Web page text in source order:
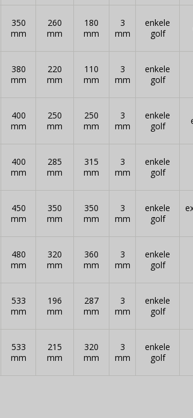
350
mm
260
mm
180
mm
3
mm
enkele
golf
380
mm
220
mm
110
mm
3
mm
enkele
golf
400
mm
250
mm
250
mm
3
mm
enkele
golf
400
mm
285
mm
315
mm
3
mm
enkele
golf
450
mm
350
mm
350
mm
3
mm
enkele
golf
480
mm
320
mm
360
mm
3
mm
enkele
golf
533
mm
196
mm
287
mm
3
mm
enkele
golf
533
mm
215
mm
320
mm
3
mm
enkele
golf